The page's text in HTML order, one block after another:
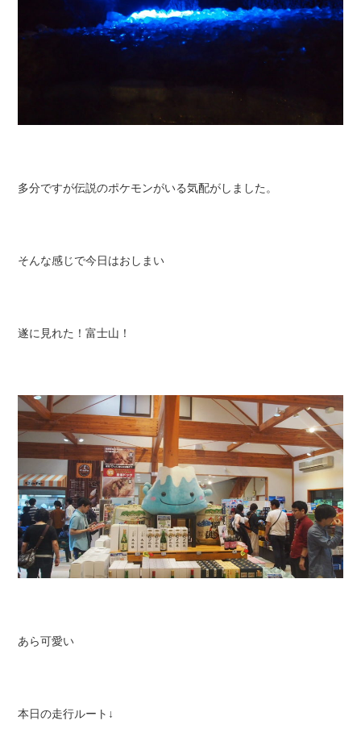
多分ですが伝説のポケモンがいる気配がしました。
そんな感じで今日はおしまい
遂に見れた！富士山！
あら可愛い
本日の走行ルート↓